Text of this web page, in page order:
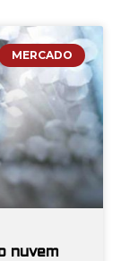
MERCADO
nuvem